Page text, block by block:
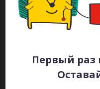
Первый раз
Будьте